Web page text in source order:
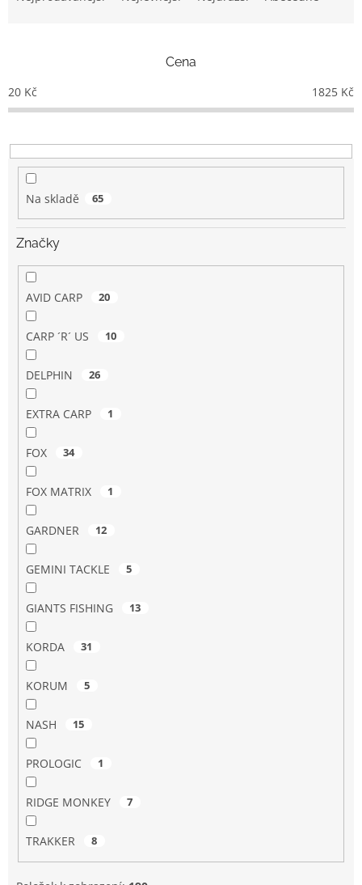
p
r
o
u
Cena
20 Kč 1825 Kč
Na skladě 65
Značky
AVID CARP 20
CARP ´R´ US 10
DELPHIN 26
EXTRA CARP 1
FOX 34
FOX MATRIX 1
GARDNER 12
GEMINI TACKLE 5
GIANTS FISHING 13
KORDA 31
KORUM 5
NASH 15
PROLOGIC 1
RIDGE MONKEY 7
TRAKKER 8